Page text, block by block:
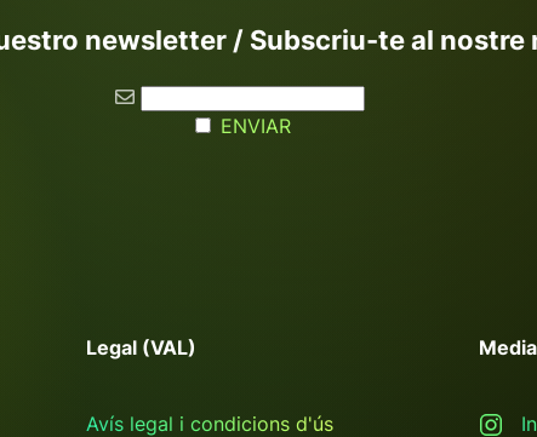
newsletter / Subscriu-te al nostre
ENVIAR
Legal (VAL)
Avís legal i condicions d'ús
Media